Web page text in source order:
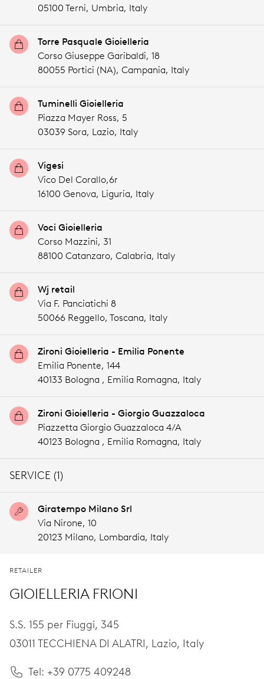
05100 Terni, Umbria, Italy
Torre Pasquale Gioielleria
Corso Giuseppe Garibaldi, 18
80055 Portici (NA), Campania, Italy
Tuminelli Gioielleria
Piazza Mayer Ross, 5
03039 Sora, Lazio, Italy
Vigesi
Vico Del Corallo,6r
16100 Genova, Liguria, Italy
Voci Gioielleria
Corso Mazzini, 31
88100 Catanzaro, Calabria, Italy
Wj retail
Via F. Panciatichi 8
50066 Reggello, Toscana, Italy
Zironi Gioielleria - Emilia Ponente
Emilia Ponente, 144
40133 Bologna , Emilia Romagna, Italy
Zironi Gioielleria - Giorgio Guazzaloca
Piazzetta Giorgio Guazzaloca 4/A
40123 Bologna , Emilia Romagna, Italy
SERVICE (1)
Giratempo Milano Srl
Via Nirone, 10
20123 Milano, Lombardia, Italy
RETAILER
GIOIELLERIA FRIONI
S.S. 155 per Fiuggi, 345
03011 TECCHIENA DI ALATRI, Lazio, Italy
Tel: +39 0775 409248